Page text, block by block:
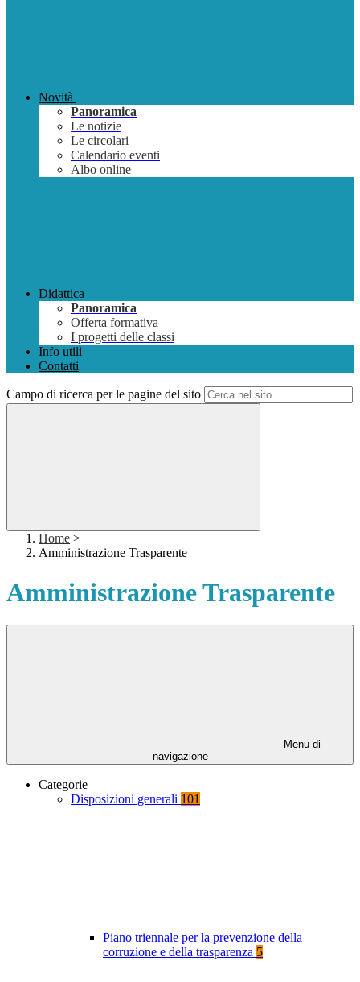
Novità
Panoramica
Le notizie
Le circolari
Calendario eventi
Albo online
Didattica
Panoramica
Offerta formativa
I progetti delle classi
Info utili
Contatti
Campo di ricerca per le pagine del sito
Home >
Amministrazione Trasparente
Amministrazione Trasparente
Menu di
navigazione
Categorie
Disposizioni generali 101
Piano triennale per la prevenzione della
corruzione e della trasparenza 5